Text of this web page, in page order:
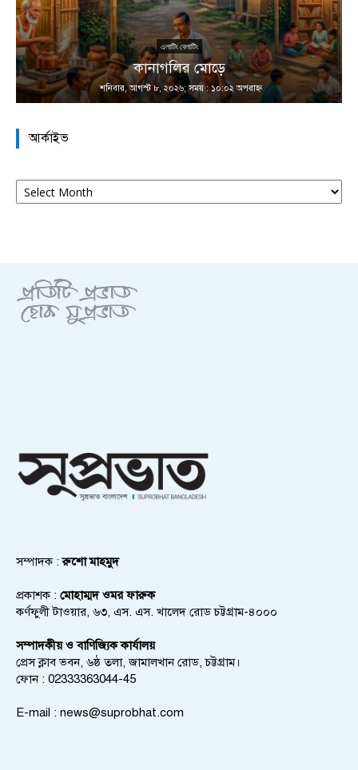
এলাটিং বেলাটিং
কানাগলির মোড়ে
শনিবার, আগস্ট ৮, ২০২৬; সময় : ১০:০২ অপরাহ্ণ
আর্কাইভ
আর্কাইভ
সম্পাদক :রুশো মাহমুদ
প্রকাশক : মোহাম্মদ ওমর ফারুক
কর্ণফুলী টাওয়ার, ৬৩, এস. এস. খালেদ রোড চট্টগ্রাম-৪০০০
সম্পাদকীয় ও বাণিজ্যিক কার্যালয়
প্রেস ক্লাব ভবন, ৬ষ্ঠ তলা, জামালখান রোড, চট্টগ্রাম।
ফোন : 02333363044-45
E-mail : news@suprobhat.com